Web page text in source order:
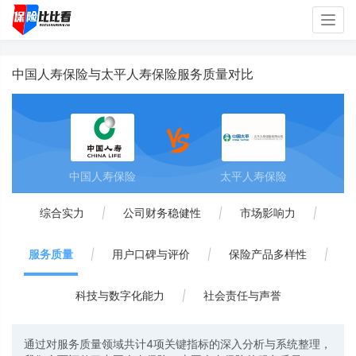
中国人寿保险与太平人寿保险服务质量对比
中国人寿保险 太平人寿保险
综合实力 | 公司财务稳健性 | 市场影响力 |
服务质量 | 用户口碑与评价 | 保险产品多样性 |
科技与数字化能力 | 社会责任与声誉
通过对服务质量领域共计4项关键指标的深入分析与系统整理，